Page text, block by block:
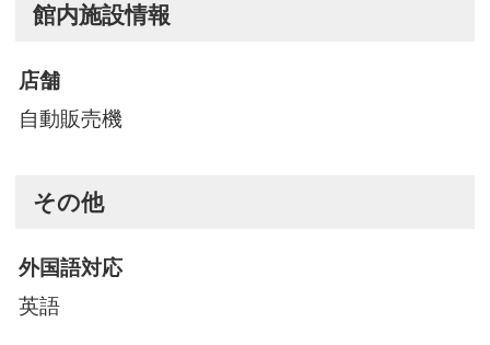
館内施設情報
店舗
自動販売機
その他
外国語対応
英語